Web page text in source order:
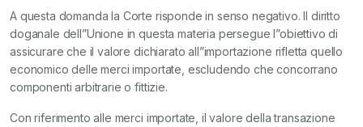
A questa domanda la Corte risponde in senso negativo. Il diritto
doganale dell”Unione in questa materia persegue l”obiettivo di
assicurare che il valore dichiarato all”importazione rifletta quello
economico delle merci importate, escludendo che concorrano
componenti arbitrarie o fittizie.
Con riferimento alle merci importate, il valore della transazione